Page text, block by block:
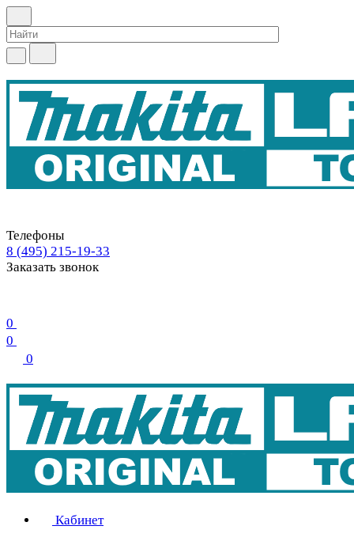
Телефоны
8 (495) 215-19-33
Заказать звонок
0
0
0
Кабинет